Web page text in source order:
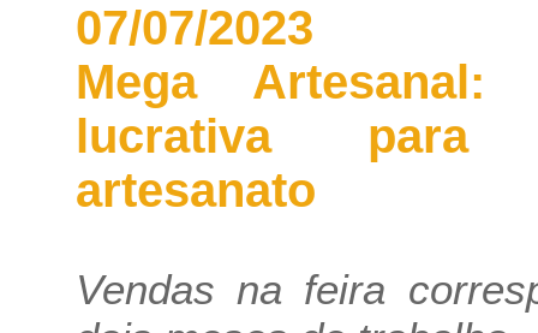
07/07/2023
Mega
lucrativa para
artesanato
Vendas na feira